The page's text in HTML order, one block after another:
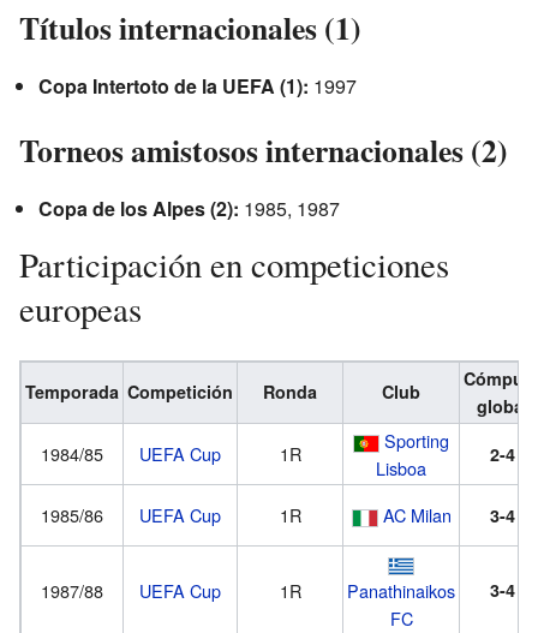
Títulos internacionales (1)
Copa Intertoto de la UEFA (1): 1997
Torneos amistosos internacionales (2)
Copa de los Alpes (2): 1985, 1987
Participación en competiciones
europeas
Temporada Competición Ronda Club
global
1984/85 UEFA Cup 1R
Sporting
Lisboa
2-4
1985/86 UEFA Cup 1R AC Milan 3-4
1987/88 UEFA Cup 1R
Panathinaikos
FC
3-4